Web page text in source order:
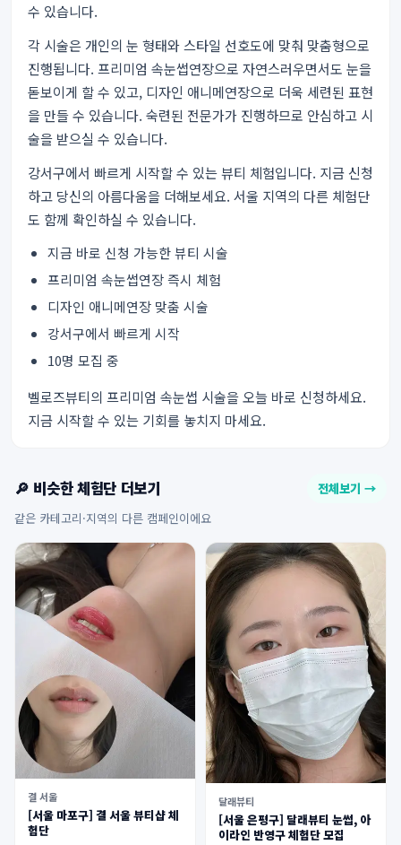
수 있습니다.
각 시술은 개인의 눈 형태와 스타일 선호도에 맞춰 맞춤형으로
진행됩니다. 프리미엄 속눈썹연장으로 자연스러우면서도 눈을
돋보이게 할 수 있고, 디자인 애니메연장으로 더욱 세련된 표현
을 만들 수 있습니다. 숙련된 전문가가 진행하므로 안심하고 시
술을 받으실 수 있습니다.
강서구에서 빠르게 시작할 수 있는 뷰티 체험입니다. 지금 신청
하고 당신의 아름다움을 더해보세요. 서울 지역의 다른 체험단
도 함께 확인하실 수 있습니다.
지금 바로 신청 가능한 뷰티 시술
프리미엄 속눈썹연장 즉시 체험
디자인 애니메연장 맞춤 시술
강서구에서 빠르게 시작
10명 모집 중
벨로즈뷰티의 프리미엄 속눈썹 시술을 오늘 바로 신청하세요.
지금 시작할 수 있는 기회를 놓치지 마세요.
🔎 비슷한 체험단 더보기 전체보기 →
같은 카테고리·지역의 다른 캠페인이에요
결 서울
[서울 마포구] 결 서울 뷰티샵 체
험단
달래뷰티
[서울 은평구] 달래뷰티 눈썹, 아
이라인 반영구 체험단 모집